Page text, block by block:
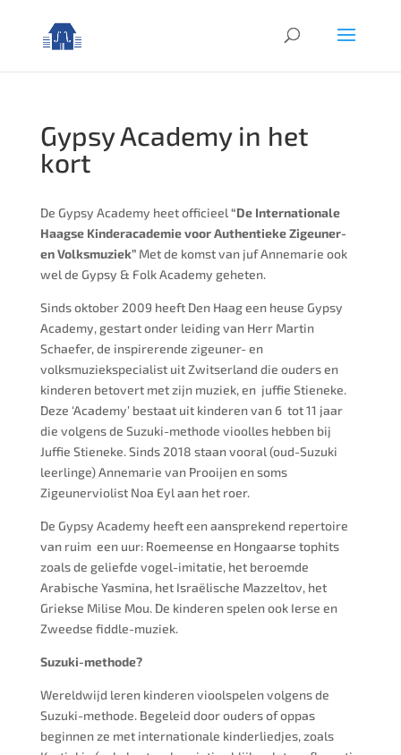
Gypsy Academy in het
kort
De Gypsy Academy heet officieel “De Internationale
Haagse Kinderacademie voor Authentieke Zigeuner-
en Volksmuziek”Met de komst van juf Annemarie ook
wel de Gypsy & Folk Academy geheten.
Sinds oktober 2009 heeft Den Haag een heuse Gypsy
Academy, gestart onder leiding van Herr Martin
Schaefer, de inspirerende zigeuner- en
volksmuziekspecialist uit Zwitserland die ouders en
kinderen betovert met zijn muziek, en juffie Stieneke.
Deze ‘Academy’ bestaat uit kinderen van 6 tot 11 jaar
die volgens de Suzuki-methode vioolles hebben bij
Juffie Stieneke. Sinds 2018 staan vooral (oud-Suzuki
leerlinge) Annemarie van Prooijen en soms
Zigeunerviolist Noa Eyl aan het roer.
De Gypsy Academy heeft een aansprekend repertoire
van ruim een uur: Roemeense en Hongaarse tophits
zoals de geliefde vogel-imitatie, het beroemde
Arabische Yasmina, het Israëlische Mazzeltov, het
Griekse Milise Mou. De kinderen spelen ook Ierse en
Zweedse fiddle-muziek.
Suzuki-methode?
Wereldwijd leren kinderen vioolspelen volgens de
Suzuki-methode. Begeleid door ouders of oppas
beginnen ze met internationale kinderliedjes, zoals